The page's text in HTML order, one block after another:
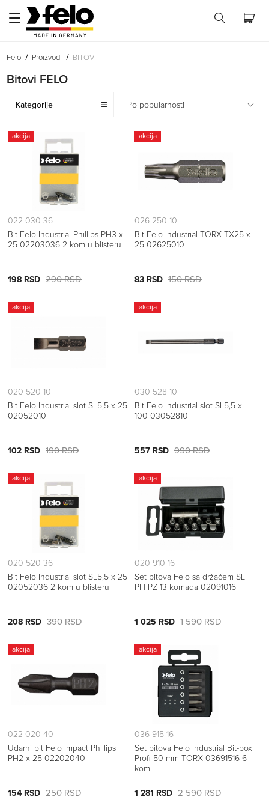
Felo Proizvodi BITOVI
Bitovi FELO
Kategorije Po popularnosti
akcija
022 030 36
Bit Felo Industrial Phillips PH3 x
25 02203036 2 kom u blisteru
198 RSD 290 RSD
akcija
026 250 10
Bit Felo Industrial TORX TX25 x
25 02625010
83 RSD 150 RSD
akcija
020 520 10
Bit Felo Industrial slot SL5,5 x 25
02052010
102 RSD 190 RSD
akcija
030 528 10
Bit Felo Industrial slot SL5,5 x
100 03052810
557 RSD 990 RSD
akcija
020 520 36
Bit Felo Industrial slot SL5,5 x 25
02052036 2 kom u blisteru
208 RSD 390 RSD
akcija
020 910 16
Set bitova Felo sa držačem SL
PH PZ 13 komada 02091016
1 025 RSD 1 590 RSD
akcija
022 020 40
Udarni bit Felo Impact Phillips
PH2 x 25 02202040
154 RSD 250 RSD
akcija
036 915 16
Set bitova Felo Industrial Bit-box
Profi 50 mm TORX 03691516 6
kom
1 281 RSD 2 590 RSD